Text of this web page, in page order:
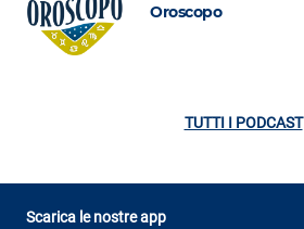
Oroscopo
TUTTI I PODCAST
Scarica le nostre app